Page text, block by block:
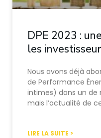
DPE 2023 :
les
Nous avons déjà
de Performance
intimes) dans un de
mais l’actualité de
LIRE LA SUITE >